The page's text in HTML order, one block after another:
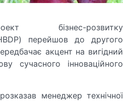
бізнес-розвитку
перейшов до другого
акцент на вигідний
сучасного інноваційного
розказав менеджер технічної